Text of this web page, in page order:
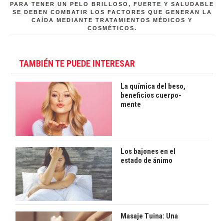
PARA TENER UN PELO BRILLOSO, FUERTE Y SALUDABLE
SE DEBEN COMBATIR LOS FACTORES QUE GENERAN LA
CAÍDA MEDIANTE TRATAMIENTOS MÉDICOS Y
COSMÉTICOS.
TAMBIÉN TE PUEDE INTERESAR
La química del beso,
beneficios cuerpo-
mente
Los bajones en el
estado de ánimo
Masaje Tuina: Una